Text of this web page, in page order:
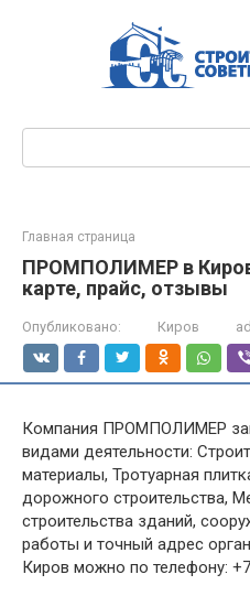
Главная страница
ПРОМПОЛИМЕР в
карте, прайс, отзывы
Опубликовано: Киров
Компания ПРОМПОЛИМЕР
видами деятельности:
материалы, Тротуарная
дорожного строительства,
строительства зданий,
работы и точный адрес
Киров можно по телефону: